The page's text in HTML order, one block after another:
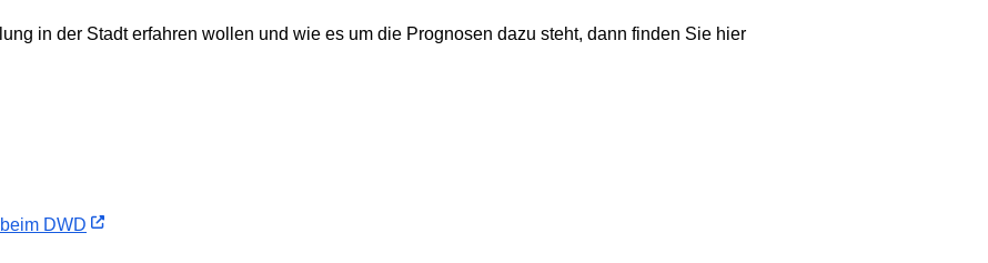
in der Stadt erfahren wollen und wie es um die Prognosen dazu steht, dann finden Sie hier
DWD